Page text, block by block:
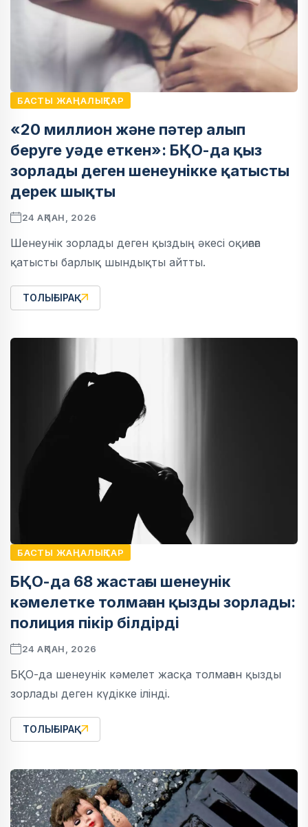
БАСТЫ ЖАҢАЛЫҚТАР
«20 миллион және пәтер алып
беруге уәде еткен»: БҚО-да қыз
зорлады деген шенеунікке қатысты
дерек шықты
24 АҚПАН, 2026
Шенеунік зорлады деген қыздың әкесі оқиғаға
қатысты барлық шындықты айтты.
ТОЛЫҒЫРАҚ
БАСТЫ ЖАҢАЛЫҚТАР
БҚО-да 68 жастағы шенеунік
кәмелетке толмаған қызды зорлады:
полиция пікір білдірді
24 АҚПАН, 2026
БҚО-да шенеунік кәмелет жасқа толмаған қызды
зорлады деген күдікке ілінді.
ТОЛЫҒЫРАҚ